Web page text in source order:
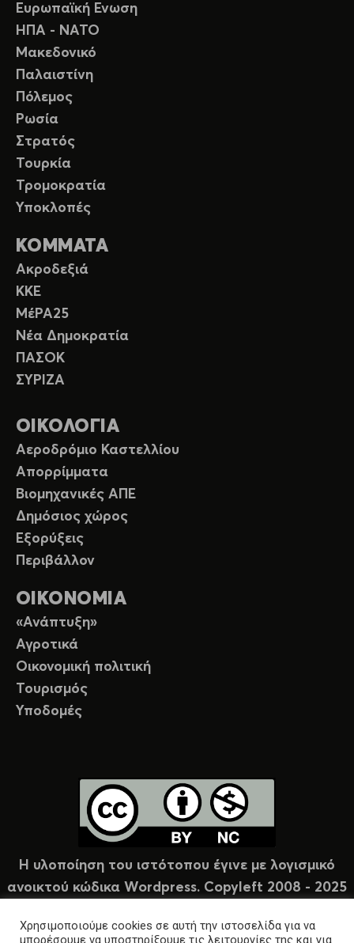
Ευρωπαϊκή Ενωση
ΗΠΑ - ΝΑΤΟ
Μακεδονικό
Παλαιστίνη
Πόλεμος
Ρωσία
Στρατός
Τουρκία
Τρομοκρατία
Υποκλοπές
ΚΟΜΜΑΤΑ
Ακροδεξιά
ΚΚΕ
ΜέΡΑ25
Νέα Δημοκρατία
ΠΑΣΟΚ
ΣΥΡΙΖΑ
ΟΙΚΟΛΟΓΙΑ
Αεροδρόμιο Καστελλίου
Απορρίμματα
Βιομηχανικές ΑΠΕ
Δημόσιος χώρος
Εξορύξεις
Περιβάλλον
ΟΙΚΟΝΟΜΙΑ
«Ανάπτυξη»
Αγροτικά
Οικονομική πολιτική
Τουρισμός
Υποδομές
Η υλοποίηση του ιστότοπου έγινε με λογισμικό
ανοικτού κώδικα Wordpress. Copyleft 2008 - 2025
Χρησιμοποιούμε cookies σε αυτή την ιστοσελίδα για να
μπορέσουμε να υποστηρίξουμε τις λειτουργίες της και για